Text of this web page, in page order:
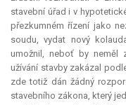
stavební úřad i v
přezkumném řízení jako
soudu, vydat nový
umožnil, neboť by neměl
užívání stavby zakázal
zde totiž dán žádný
stavebního zákona, který